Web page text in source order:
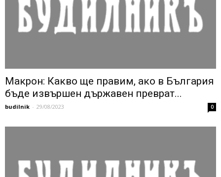
Макрон: Какво ще правим, ако в България
бъде извършен държавен преврат...
budilnik - 29/08/2023 0